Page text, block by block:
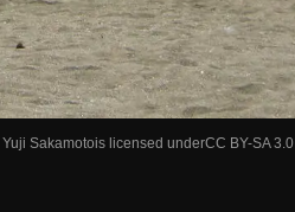
Yuji Sakamotois licensed underCC BY-SA 3.0